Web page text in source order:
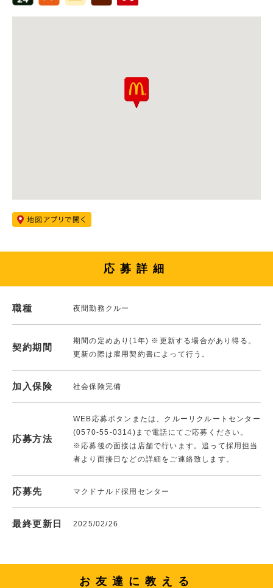
応募詳細
職種 夜間勤務クルー
契約期間
期間の定めあり(1年) ※更新する場合があり得る。
更新の際は雇用契約書によって行う。
加入保険 社会保険完備
応募方法
WEB応募ボタンまたは、クルーリクルートセンター
(0570-55-0314)まで電話にてご応募ください。
※応募後の面接は店舗で行います。追って採用担当
者より面接日などの詳細をご連絡致します。
応募先 マクドナルド採用センター
最終更新日 2025/02/26
お友達に教える